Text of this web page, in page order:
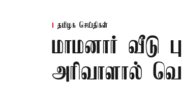
தமிழக செய்திகள்
மாமனார் வீடு
அரிவாளால்